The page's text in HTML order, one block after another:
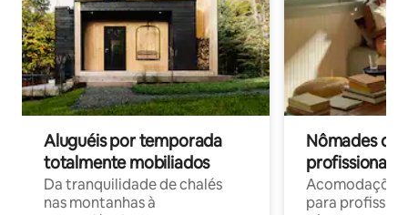
Aluguéis por temporada
totalmente mobiliados
Da tranquilidade de chalés
nas montanhas à
Nômades
profissionais
para